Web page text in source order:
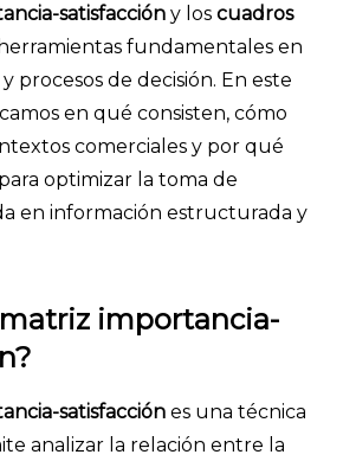
satisfacción y los cuadros
fundamentales en
procesos de decisión. En este
en qué consisten, cómo
comerciales y por qué
optimizar la toma de
en información estructurada y
matriz importancia-
satisfacción es una técnica
analizar la relación entre la